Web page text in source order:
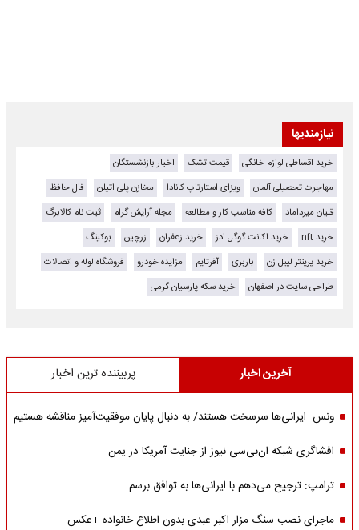
نیازمندیها
خرید اقساطی لوازم خانگی قیمت تشک
اخبار بازنشستگان
مهاجرت تحصیلی آلمان
ویزای استارتاپ کانادا مخازن پلی اتیلن
فال حافظ
قلیان میرداماد
کافه مناسب کار و مطالعه مجله آرایش گرام
ثبت نام کالابرگ
خرید nft
خرید اکانت گوگل ادز خرید زعفران زرچین
بوکینگ
خرید پرینتر لیبل زن
باربری آفرتایم مزایده خودرو
فروشگاه لوله و اتصالات
طراحی سایت در اصفهان
خرید سکه پارسیان گرمی
آخرین اخبار پربیننده ترین اخبار
ونس: ایرانی‌ها سرسخت هستند/ به دنبال پایان موفقیت‌آمیز مناقشه هستیم
افشاگری شبکه ان‌بی‌سی نیوز از جنایت آمریکا در یمن
ترامپ: ترجیح می‌دهم با ایرانی‌‌ها به توافق برسم
ماجرای نصب سنگ مزار اکبر عبدی بدون اطلاع خانواده +عکس